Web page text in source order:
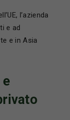
l’azienda
e ad
e in Asia